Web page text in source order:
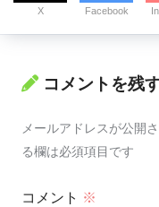
X Facebook
コメントを残
メールアドレスが公開
る欄は必須項目です
コメント ※